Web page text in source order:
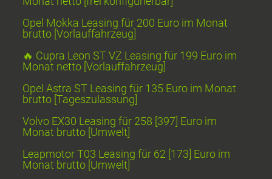
Opel Mokka Leasing für 200 Euro im Monat
brutto [Vorlauffahrzeug]
🔥 Cupra Leon ST VZ Leasing für 199 Euro im
Monat netto [Vorlauffahrzeug]
Opel Astra ST Leasing für 135 Euro im Monat
brutto [Tageszulassung]
Volvo EX30 Leasing für 258 [397] Euro im
Monat brutto [Umwelt]
Leapmotor T03 Leasing für 62 [173] Euro im
Monat brutto [Umwelt]